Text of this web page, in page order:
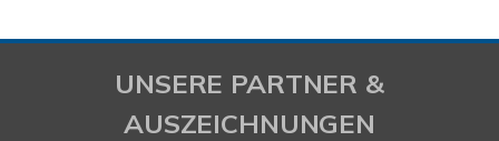
UNSERE PARTNER &
AUSZEICHNUNGEN